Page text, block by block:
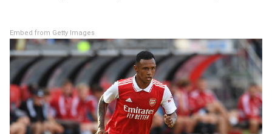
Embed from Getty Images